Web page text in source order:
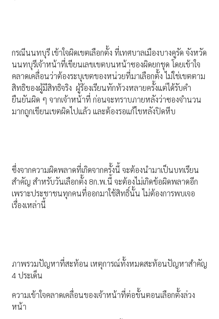
กรณีนนทบุรี เข้าใจผิดเขตเลือกตั้ง ที่เทศบาลเมืองบางคูรัด จังหวัด
นนทบุรีเจ้าหน้าที่เขียนเลขเขตบนหน้าซองผิดยกชุด โดยเข้าใจ
คลาดเคลื่อนว่าต้องระบุเขตของหน่วยที่มาเลือกตั้ง ไม่ใช่เขตตาม
สิทธิของผู้มีสิทธิจริง ผู้ร้องเรียนทักท้วงหลายครั้งแต่ได้รับคำ
ยืนยันผิด ๆ จากเจ้าหน้าที่ ก่อนจะทราบภายหลังว่าซองจำนวน
มากถูกเขียนเขตผิดไปแล้ว และต้องรอแก้ไขหลังปิดหีบ
ซึ่งจากความผิดพลาดที่เกิดจากครั้งนี้ จะต้องนำมาเป็นบทเรียน
สำคัญ สำหรับวันเลือกตั้ง 8ก.พ.นี้ จะต้องไม่เกิดข้อผิดพลาดอีก
เพราะประชาชนทุกคนที่ออกมาใช้สิทธิ์นั้น ไม่ต้องการพบเจอ
เรื่องเหล่านี้
ภาพรวมปัญหาที่สะท้อน เหตุการณ์ทั้งหมดสะท้อนปัญหาสำคัญ
4 ประเด็น
ความเข้าใจคลาดเคลื่อนของเจ้าหน้าที่ต่อขั้นตอนเลือกตั้งล่วง
หน้า